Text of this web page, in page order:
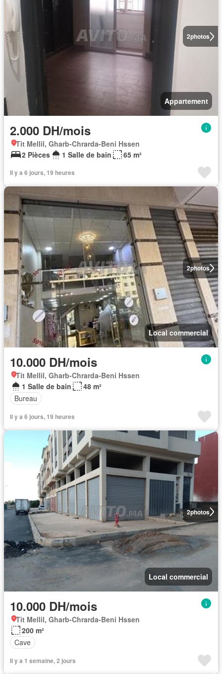
2photos
Appartement
2.000 DH/mois
Tit Mellil, Gharb-Chrarda-Beni Hssen
2 Pièces
1 Salle de bain 65 m²
Il y a 6 jours, 19 heures
2photos
Local commercial
10.000 DH/mois
Tit Mellil, Gharb-Chrarda-Beni Hssen
1 Salle de bain
48 m²
Bureau
Il y a 6 jours, 19 heures
2photos
Local commercial
10.000 DH/mois
Tit Mellil, Gharb-Chrarda-Beni Hssen
200 m²
Cave
Il y a 1 semaine, 2 jours